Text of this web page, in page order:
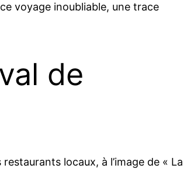
voyage inoubliable, une trace
de
locaux, à l’image de « La